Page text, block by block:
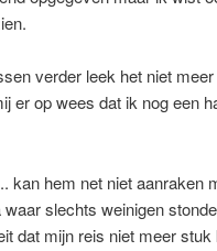
verder leek het niet
er op wees dat ik nog een
kan hem net niet aanraken
slechts weinigen
dat mijn reis niet meer stuk